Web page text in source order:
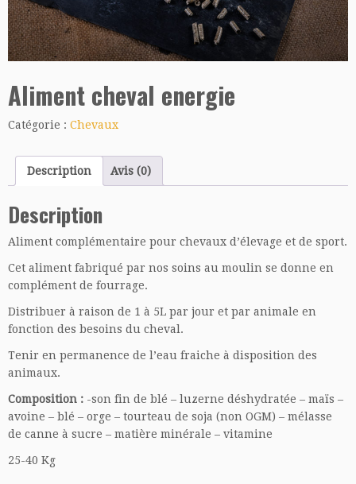
Aliment cheval energie
Catégorie : Chevaux
Description Avis (0)
Description
Aliment complémentaire pour chevaux d’élevage et de sport.
Cet aliment fabriqué par nos soins au moulin se donne en
complément de fourrage.
Distribuer à raison de 1 à 5L par jour et par animale en
fonction des besoins du cheval.
Tenir en permanence de l’eau fraiche à disposition des
animaux.
Composition : -son fin de blé – luzerne déshydratée – maïs –
avoine – blé – orge – tourteau de soja (non OGM) – mélasse
de canne à sucre – matière minérale – vitamine
25-40 Kg